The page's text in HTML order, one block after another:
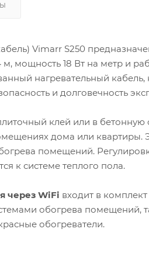
Vimarr S250
мощность 18 Вт на метр и
нагревательный
и долговечность
клей или в бетонную
дома или квартиры.
помещений.
к системе теплого пола.
через WiFi входит в
обогрева помещений,
обогреватели.